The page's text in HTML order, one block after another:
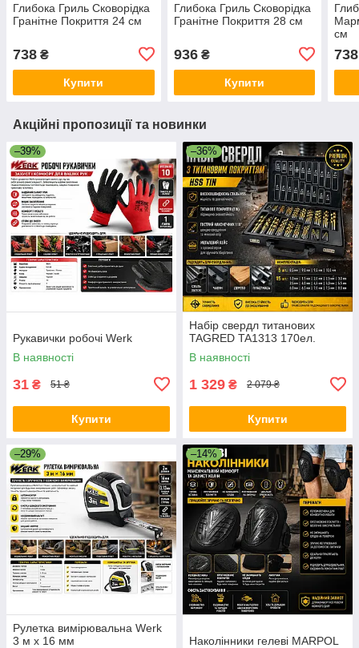
Глибока Гриль Сковорідка
Гранітне Покриття 24 см
738 ₴
Купити
Глибока Гриль Сковорідка
Гранітне Покриття 28 см
936₴
Купити
см
738
Акційні пропозиції та новинки
–39%
Рукавички робочі Werk
В наявності
31 ₴ 51 ₴
Купити
–36%
Набір свердл титанових
TAGRED TA1313 170ел.
В наявності
1 329 ₴ 2 079 ₴
Купити
–29%
Рулетка вимірювальна Werk
3 м х 16 мм
–14%
Наколінники гелеві MARPOL